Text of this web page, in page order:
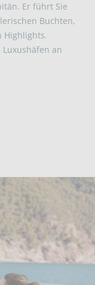
Er führt Sie
Buchten,
Highlights.
an